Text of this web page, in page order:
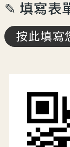
✎ 填寫表
按此填寫